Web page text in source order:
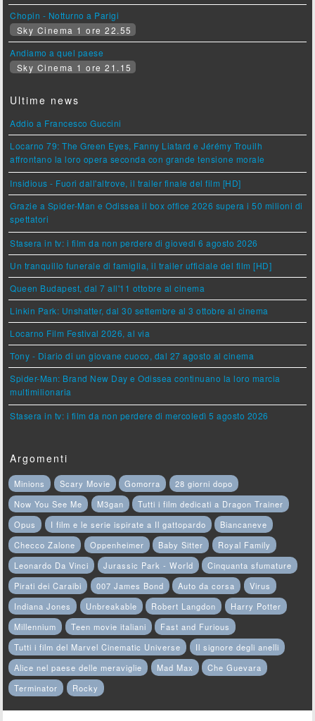
Chopin - Notturno a Parigi
Sky Cinema 1 ore 22.55
Andiamo a quel paese
Sky Cinema 1 ore 21.15
Ultime news
Addio a Francesco Guccini
Locarno 79: The Green Eyes, Fanny Liatard e Jérémy Trouilh
affrontano la loro opera seconda con grande tensione morale
Insidious - Fuori dall'altrove, il trailer finale del film [HD]
Grazie a Spider-Man e Odissea il box office 2026 supera i 50 milioni di
spettatori
Stasera in tv: i film da non perdere di giovedì 6 agosto 2026
Un tranquillo funerale di famiglia, il trailer ufficiale del film [HD]
Queen Budapest, dal 7 all'11 ottobre al cinema
Linkin Park: Unshatter, dal 30 settembre al 3 ottobre al cinema
Locarno Film Festival 2026, al via
Tony - Diario di un giovane cuoco, dal 27 agosto al cinema
Spider-Man: Brand New Day e Odissea continuano la loro marcia
multimilionaria
Stasera in tv: i film da non perdere di mercoledì 5 agosto 2026
Argomenti
Minions Scary Movie Gomorra
28 giorni dopo
Now You See Me
M3gan
Tutti i film dedicati a Dragon Trainer
Opus
I film e le serie ispirate a Il gattopardo
Biancaneve
Checco Zalone
Oppenheimer Baby Sitter
Royal Family
Leonardo Da Vinci
Jurassic Park - World
Cinquanta sfumature
Pirati dei Caraibi
007 James Bond Auto da corsa
Virus
Indiana Jones
Unbreakable Robert Langdon
Harry Potter
Millennium
Teen movie italiani
Fast and Furious
Tutti i film del Marvel Cinematic Universe
Il signore degli anelli
Alice nel paese delle meraviglie
Mad Max
Che Guevara
Terminator
Rocky